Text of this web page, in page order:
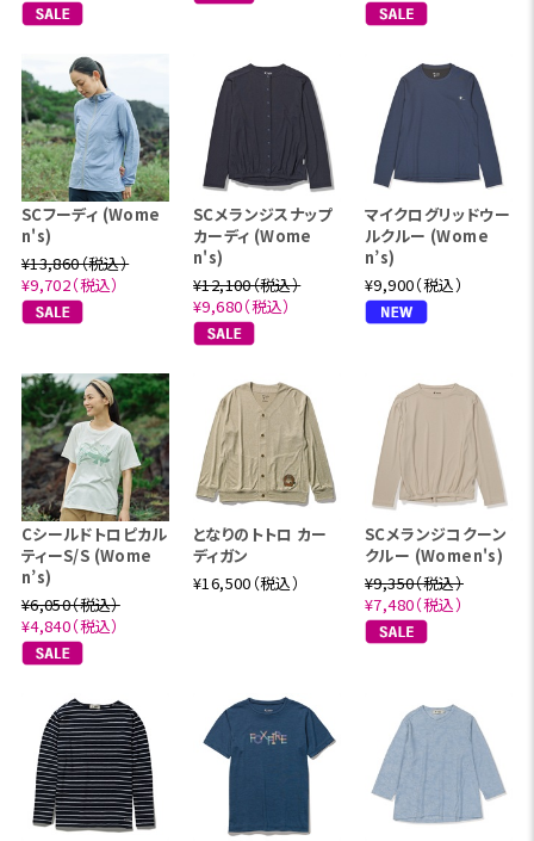
SCフーディ (Wome
n's)
¥13,860（税込）
¥9,702（税込）
SCメランジスナップ
カーディ (Wome
n's)
¥12,100（税込）
¥9,680（税込）
マイクログリッドウー
ルクルー (Wome
n’s)
¥9,900（税込）
Cシールドトロピカル
ティーS/S (Wome
n’s)
¥6,050（税込）
¥4,840（税込）
となりのトトロ カー
ディガン
¥16,500（税込）
SCメランジコクーン
クルー (Women's)
¥9,350（税込）
¥7,480（税込）